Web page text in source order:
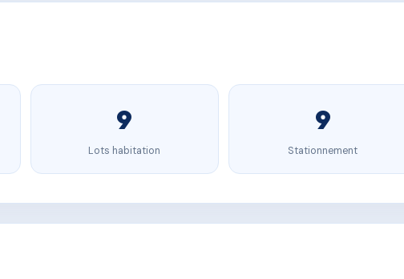
9
Lots habitation
9
Stationnement